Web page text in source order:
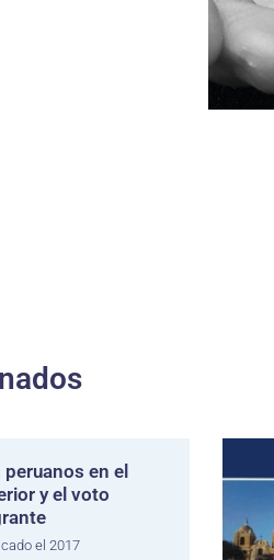
peruanos en el
y el voto
el 2017